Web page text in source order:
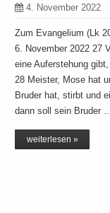
4. November 2022
Zum Evangelium (Lk
6. November 2022 27
eine Auferstehung
28 Meister, Mose hat
Bruder hat, stirbt und
dann soll sein Bruder
weiterlesen »